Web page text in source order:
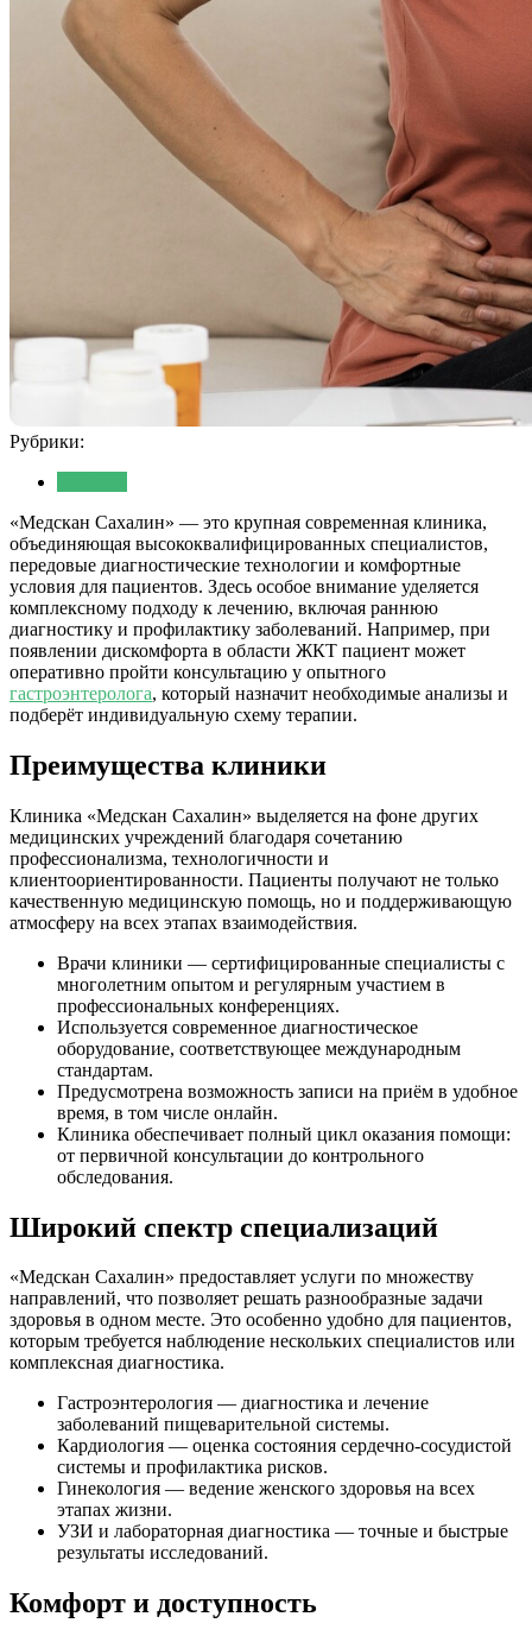
Рубрики:
«Медскан Сахалин» — это крупная современная клиника,
объединяющая высококвалифицированных специалистов,
передовые диагностические технологии и комфортные
условия для пациентов. Здесь особое внимание уделяется
комплексному подходу к лечению, включая раннюю
диагностику и профилактику заболеваний. Например, при
появлении дискомфорта в области ЖКТ пациент может
оперативно пройти консультацию у опытного
гастроэнтеролога, который назначит необходимые анализы и
подберёт индивидуальную схему терапии.
Преимущества клиники
Клиника «Медскан Сахалин» выделяется на фоне других
медицинских учреждений благодаря сочетанию
профессионализма, технологичности и
клиентоориентированности. Пациенты получают не только
качественную медицинскую помощь, но и поддерживающую
атмосферу на всех этапах взаимодействия.
Врачи клиники — сертифицированные специалисты с
многолетним опытом и регулярным участием в
профессиональных конференциях.
Используется современное диагностическое
оборудование, соответствующее международным
стандартам.
Предусмотрена возможность записи на приём в удобное
время, в том числе онлайн.
Клиника обеспечивает полный цикл оказания помощи:
от первичной консультации до контрольного
обследования.
Широкий спектр специализаций
«Медскан Сахалин» предоставляет услуги по множеству
направлений, что позволяет решать разнообразные задачи
здоровья в одном месте. Это особенно удобно для пациентов,
которым требуется наблюдение нескольких специалистов или
комплексная диагностика.
Гастроэнтерология — диагностика и лечение
заболеваний пищеварительной системы.
Кардиология — оценка состояния сердечно-сосудистой
системы и профилактика рисков.
Гинекология — ведение женского здоровья на всех
этапах жизни.
УЗИ и лабораторная диагностика — точные и быстрые
результаты исследований.
Комфорт и доступность